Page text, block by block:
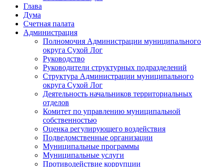
Глава
Дума
Счетная палата
Администрация
Полномочия Администрации муниципального
округа Сухой Лог
Руководство
Руководители структурных подразделений
Структура Администрации муниципального
округа Сухой Лог
Деятельность начальников территориальных
отделов
Комитет по управлению муниципальной
собственностью
Оценка регулирующего воздействия
Подведомственные организации
Муниципальные программы
Муниципальные услуги
Противодействие коррупции